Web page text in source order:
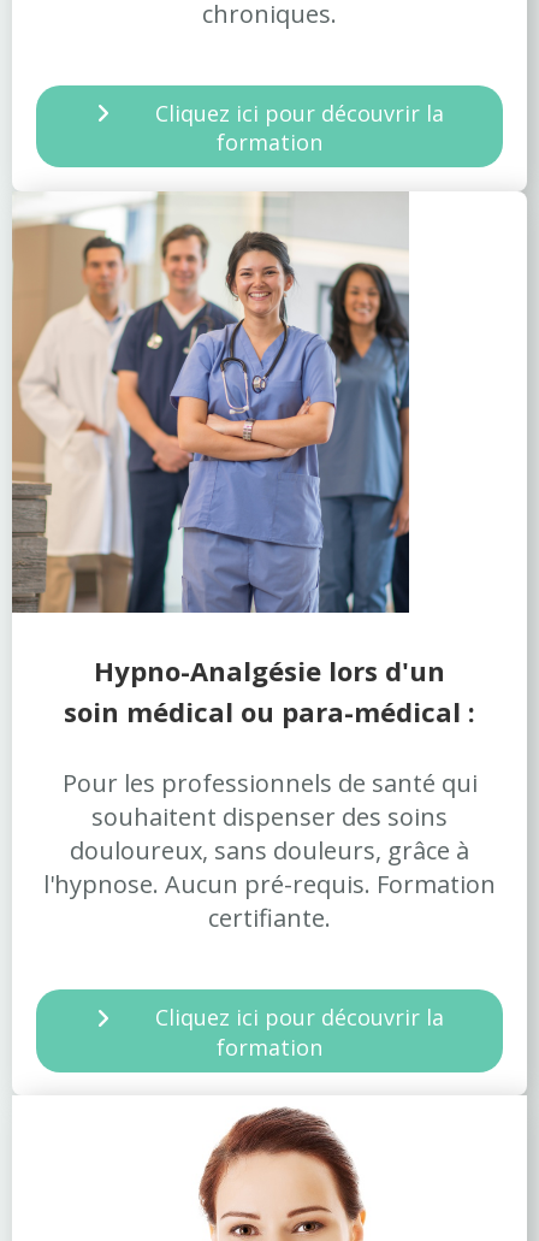
chroniques.
Cliquez ici pour découvrir la
formation
Hypno-Analgésie lors d'un
soin médical ou para-médical :
Pour les professionnels de santé qui
souhaitent dispenser des soins
douloureux, sans douleurs, grâce à
l'hypnose. Aucun pré-requis. Formation
certifiante.
Cliquez ici pour découvrir la
formation